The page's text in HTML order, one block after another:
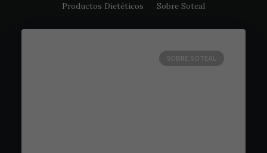
Productos Dietéticos
Sobre Soteal
SOBRE SOTEAL